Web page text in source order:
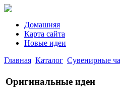
Домашняя
Карта сайта
Новые идеи
Главная Каталог Сувенирные
Оригинальные идеи